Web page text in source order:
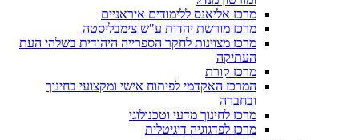
מרכז אליאנס ללימודים איראניים
מרכז מורשת יהדות ע"ש צימבליסטה
מרכז מצוינות לחקר הספרייה היהודית בשלהי העת
העתיקה
מרכז קורת
המרכז האקדמי לפיתוח אישי ומקצועי בחינוך
ובחברה
מרכז לחינוך מדעי וטכנולוגי
מרכז לפדגוגיה דיגיטלית